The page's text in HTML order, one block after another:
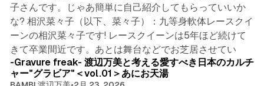
子さんです。じゃあ簡単に自己紹介してもらっていいか
な? 相沢菜々子（以下、菜々子）：九等身軟体レースクイ
ーンの相沢菜々子です! レースクイーンは5年ほど続けて
きて卒業間近です。あとは舞台などでお芝居させてい
8 min read
-Gravure freak- 渡辺万美と考える愛すべき日本のカルチ
ャー"グラビア"＜vol.01＞あにお天湯